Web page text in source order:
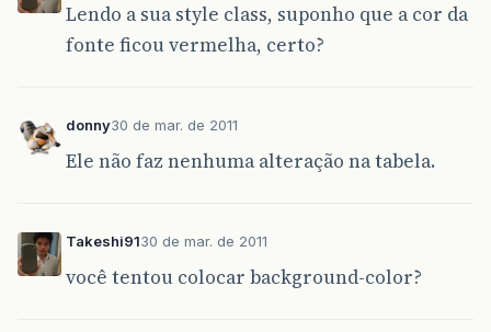
Lendo a sua style class, suponho que a cor da
fonte ficou vermelha, certo?
donny30 de mar. de 2011
Ele não faz nenhuma alteração na tabela.
Takeshi9130 de mar. de 2011
você tentou colocar background-color?